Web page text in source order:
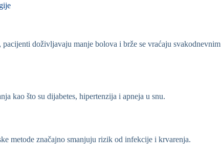
doživljavaju manje bolova i brže se vraćaju svakodnevnim
kao što su dijabetes, hipertenzija i apneja u snu.
metode značajno smanjuju rizik od infekcije i krvarenja.